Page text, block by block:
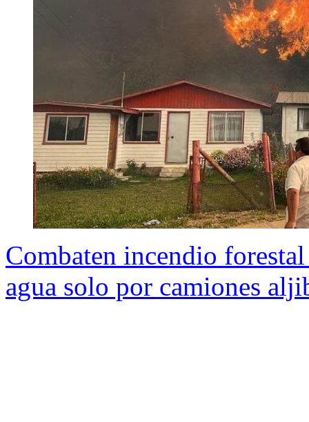
Combaten incendio
agua solo por camiones